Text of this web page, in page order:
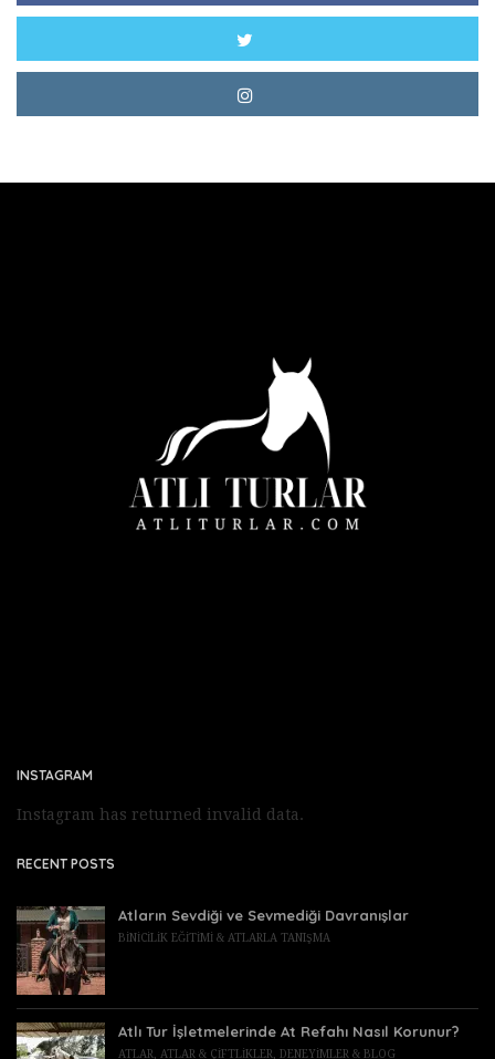
INSTAGRAM
Instagram has returned invalid data.
RECENT POSTS
Atların Sevdiği ve Sevmediği Davranışlar
BINICILIK EĞITIMI & ATLARLA TANIŞMA
Atlı Tur İşletmelerinde At Refahı Nasıl Korunur?
ATLAR ATLAR & ÇIFTLIKLER DENEYIMLER & BLOG